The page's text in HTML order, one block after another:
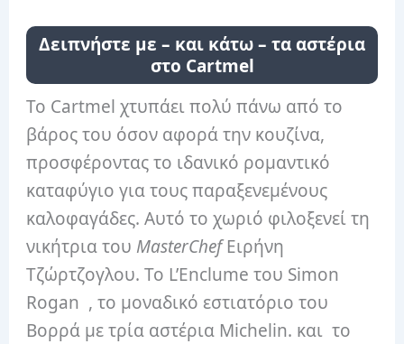
Δειπνήστε με – και κάτω – τα αστέρια
στο Cartmel
Το Cartmel χτυπάει πολύ πάνω από το
βάρος του όσον αφορά την κουζίνα,
προσφέροντας το ιδανικό ρομαντικό
καταφύγιο για τους παραξενεμένους
καλοφαγάδες. Αυτό το χωριό φιλοξενεί τη
νικήτρια του MasterChefΕιρήνη
Τζώρτζογλου. Το L’Enclume του Simon
Rogan , το μοναδικό εστιατόριο του
Βορρά με τρία αστέρια Michelin. και το